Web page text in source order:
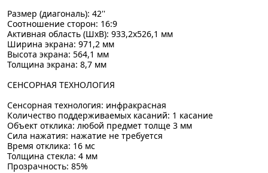
Размер (диагональ): 42''
Соотношение сторон: 16:9
Активная область (ШхВ): 933,2х526,1 мм
Ширина экрана: 971,2 мм
Высота экрана: 564,1 мм
Толщина экрана: 8,7 мм
СЕНСОРНАЯ ТЕХНОЛОГИЯ
Сенсорная технология: инфракрасная
Количество поддерживаемых касаний: 1 касание
Объект отклика: любой предмет толще 3 мм
Сила нажатия: нажатие не требуется
Время отклика: 16 мс
Толщина стекла: 4 мм
Прозрачность: 85%